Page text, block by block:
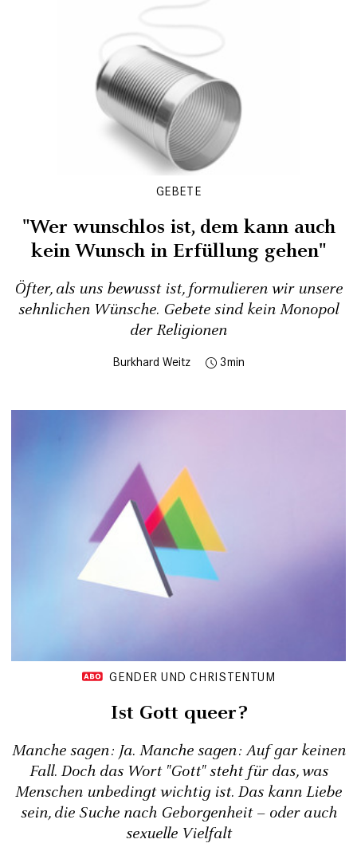
GEBETE
"Wer wunschlos ist, dem kann auch
kein Wunsch in Erfüllung gehen"
Öfter, als uns bewusst ist, formulieren wir unsere
sehnlichen Wünsche. Gebete sind kein Monopol
der Religionen
Burkhard Weitz 3
GENDER UND CHRISTENTUM
Ist Gott queer?
Manche sagen: Ja. Manche sagen: Auf gar keinen
Fall. Doch das Wort "Gott" steht für das, was
Menschen unbedingt wichtig ist. Das kann Liebe
sein, die Suche nach Geborgenheit – oder auch
sexuelle Vielfalt